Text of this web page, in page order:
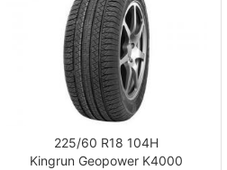
225/60 R18 104H
Kingrun Geopower K4000